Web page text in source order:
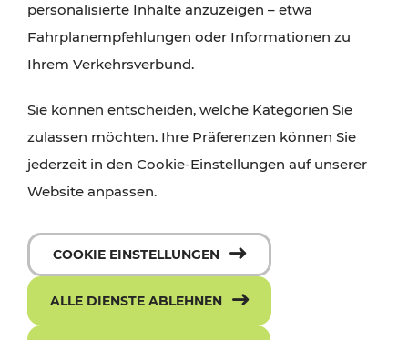
personalisierte Inhalte anzuzeigen – etwa
Fahrplanempfehlungen oder Informationen zu
Ihrem Verkehrsverbund.
Sie können entscheiden, welche Kategorien Sie
zulassen möchten. Ihre Präferenzen können Sie
jederzeit in den Cookie-Einstellungen auf unserer
Website anpassen.
COOKIE EINSTELLUNGEN
ALLE DIENSTE ABLEHNEN